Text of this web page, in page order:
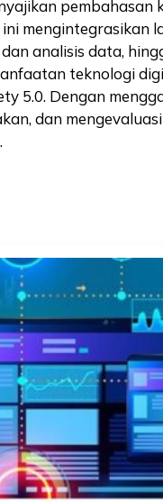
pembahasan
mengintegrasikan
analisis data,
teknologi
5.0. Dengan
dan